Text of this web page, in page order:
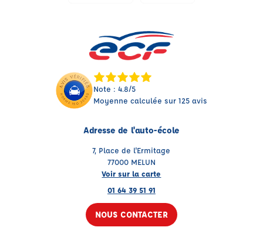
Note : 4.8/5
Moyenne calculée sur 125 avis
Adresse de l'auto-école
7, Place de l'Ermitage
77000 MELUN
Voir sur la carte
01 64 39 51 91
NOUS CONTACTER